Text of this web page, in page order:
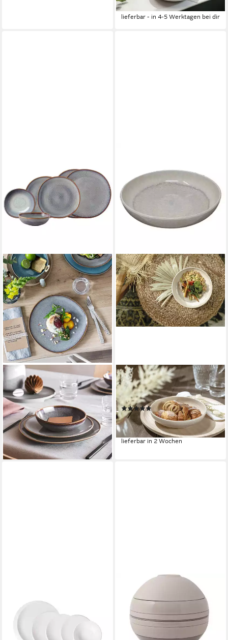
127,95 €
lieferbar - in 4-5 Werktagen bei dir
LIKE. BY VILLEROY & BOCH
Kombiservice Lave Basic-Set
6er Set (6-tlg), 2 Personen,
Steingut
149,45 €
lieferbar - in 4-5 Werktagen bei dir
VILLEROY & BOCH
Suppenteller Perlemor Sand,
Spülmaschinengeeignet
(1)
ab 18,92 € UVP24,90 €
-24%
lieferbar in 2 Wochen